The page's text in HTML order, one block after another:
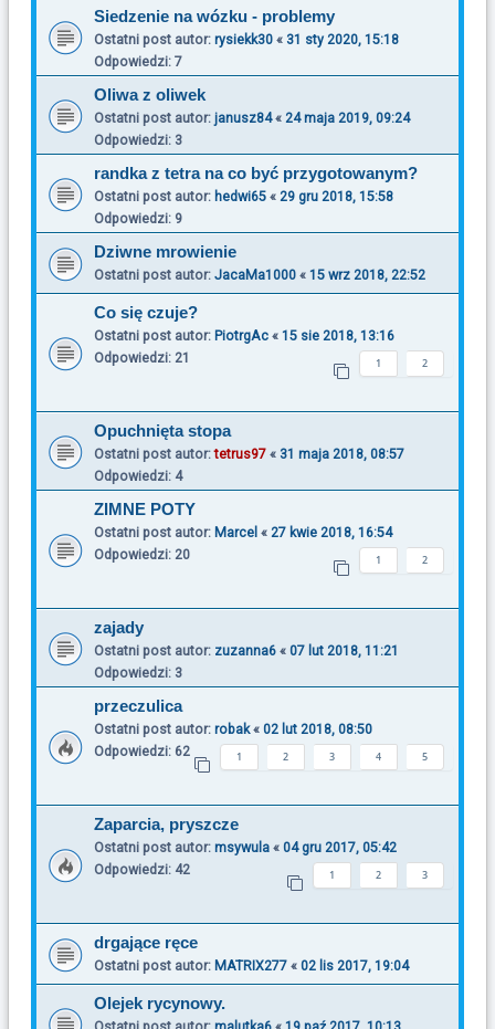
Siedzenie na wózku - problemy
Ostatni post autor: rysiekk30 « 31 sty 2020, 15:18
Odpowiedzi: 7
Oliwa z oliwek
Ostatni post autor: janusz84« 24 maja 2019, 09:24
Odpowiedzi: 3
randka z tetra na co być przygotowanym?
Ostatni post autor: hedwi65 « 29 gru 2018, 15:58
Odpowiedzi: 9
Dziwne mrowienie
Ostatni post autor: JacaMa1000 « 15 wrz 2018, 22:52
Co się czuje?
Ostatni post autor: PiotrgAc « 15 sie 2018, 13:16
Odpowiedzi: 21 1 2
Opuchnięta stopa
Ostatni post autor:tetrus97 « 31 maja 2018, 08:57
Odpowiedzi: 4
ZIMNE POTY
Ostatni post autor: Marcel « 27 kwie 2018, 16:54
Odpowiedzi: 20 1 2
zajady
Ostatni post autor: zuzanna6 « 07 lut 2018, 11:21
Odpowiedzi: 3
przeczulica
Ostatni post autor: robak« 02 lut 2018, 08:50
Odpowiedzi: 62 1 2 3 4 5
Zaparcia, pryszcze
Ostatni post autor: msywula « 04 gru 2017, 05:42
Odpowiedzi: 42 1 2 3
drgające ręce
Ostatni post autor: MATRIX277 « 02 lis 2017, 19:04
Olejek rycynowy.